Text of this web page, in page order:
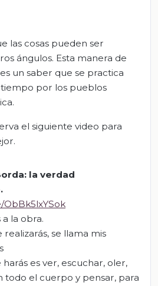
las cosas pueden ser
ángulos. Esta manera de
un saber que se practica
por los pueblos
el siguiente video para
la verdad
.
la obra.
realizarás, se llama mis
es ver, escuchar, oler,
todo el cuerpo y pensar, para